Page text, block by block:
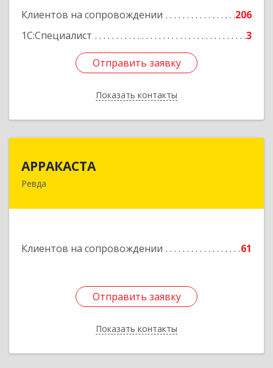
Клиентов на сопровождении
206
1С:Специалист
3
Отправить заявку
Показать контакты
Отправить заявку
Назад
АРРАКАСТА
Ревда
Клиентов на сопровождении 61
Отправить заявку
Показать контакты
623286, Свердловская обл, Ревда г, Азина ул,
Отправить заявку
Назад